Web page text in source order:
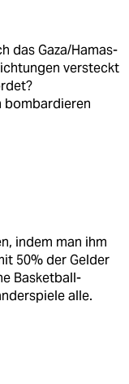
das Gaza/Hamas-
versteckt
bombardieren
indem man ihm
50% der Gelder
Basketball-
alle.